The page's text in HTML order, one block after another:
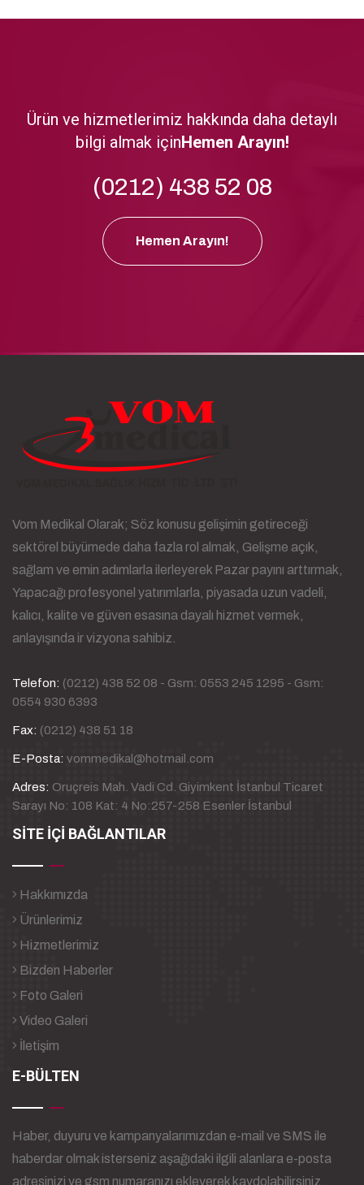
Ürün ve hizmetlerimiz hakkında daha detaylı
bilgi almak içinHemen Arayın!
(0212) 438 52 08
Hemen Arayın!
Vom Medikal Olarak; Söz konusu gelişimin getireceği
sektörel büyümede daha fazla rol almak, Gelişme açık,
sağlam ve emin adımlarla ilerleyerek Pazar payını arttırmak,
Yapacağı profesyonel yatırımlarla, piyasada uzun vadeli,
kalıcı, kalite ve güven esasına dayalı hizmet vermek,
anlayışında ir vizyona sahibiz.
Telefon: (0212) 438 52 08 - Gsm: 0553 245 1295 - Gsm:
0554 930 6393
Fax: (0212) 438 51 18
E-Posta: vommedikal@hotmail.com
Adres: Oruçreis Mah. Vadi Cd. Giyimkent İstanbul Ticaret
Sarayı No: 108 Kat: 4 No:257-258 Esenler İstanbul
SİTE İÇİ BAĞLANTILAR
Hakkımızda
Ürünlerimiz
Hizmetlerimiz
Bizden Haberler
Foto Galeri
Video Galeri
İletişim
E-BÜLTEN
Haber, duyuru ve kampanyalarımızdan e-mail ve SMS ile
haberdar olmak isterseniz aşağıdaki ilgili alanlara e-posta
adresinizi ve gsm numaranızı ekleyerek kaydolabilirsiniz.